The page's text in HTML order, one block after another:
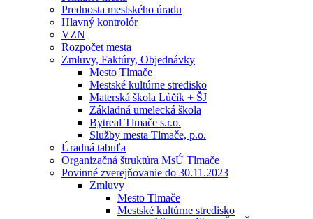
Prednosta mestského úradu
Hlavný kontrolór
VZN
Rozpočet mesta
Zmluvy, Faktúry, Objednávky
Mesto Tlmače
Mestské kultúrne stredisko
Materská škola Lúčik + ŠJ
Základná umelecká škola
Bytreal Tlmače s.r.o.
Služby mesta Tlmače, p.o.
Úradná tabuľa
Organizačná štruktúra MsÚ Tlmače
Povinné zverejňovanie do 30.11.2023
Zmluvy
Mesto Tlmače
Mestské kultúrne stredisko